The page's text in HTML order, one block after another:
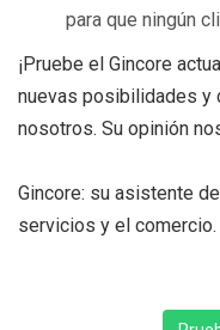
para que ningún
¡Pruebe el Gincore
nuevas posibilidades y
nosotros. Su opinión
Gincore: su asistente
servicios y el comercio.